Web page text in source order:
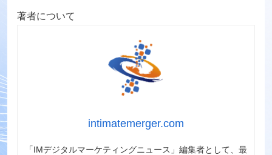
著者について
intimatemerger.com
「IMデジタルマーケティングニュース」編集者として、最